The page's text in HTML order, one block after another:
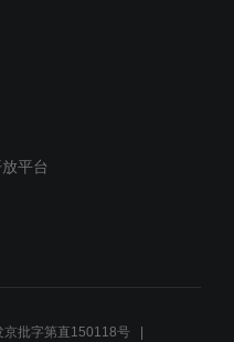
平台
京批字第直150118号